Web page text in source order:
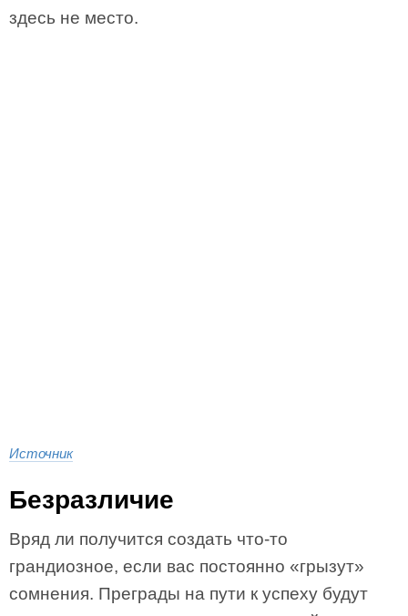
здесь не место.
Источник
Безразличие
Вряд ли получится создать что-то
грандиозное, если вас постоянно «грызут»
сомнения. Преграды на пути к успеху будут